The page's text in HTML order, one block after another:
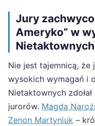
Jury
Ameryko” w
Nietaktownych
Nie jest tajemnicą, że
wysokich wymagań i
Nietaktownych
jurorów. Magda
Zenon Martyniuk –